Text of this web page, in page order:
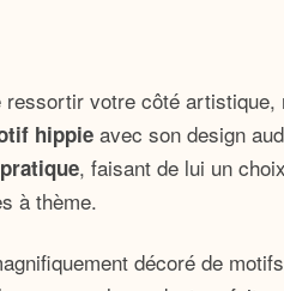
votre côté
hippie avec son design
pratique, faisant de lui un
à thème.
décoré de